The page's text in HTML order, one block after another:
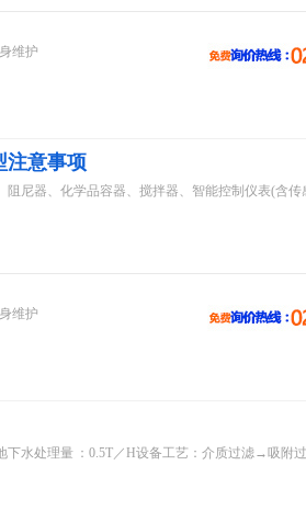
维护
注意事项
尼器、化学品容器、搅拌器、智能控制仪表(含传
维护
下水处理量 ：0.5T／H设备工艺：介质过滤→吸